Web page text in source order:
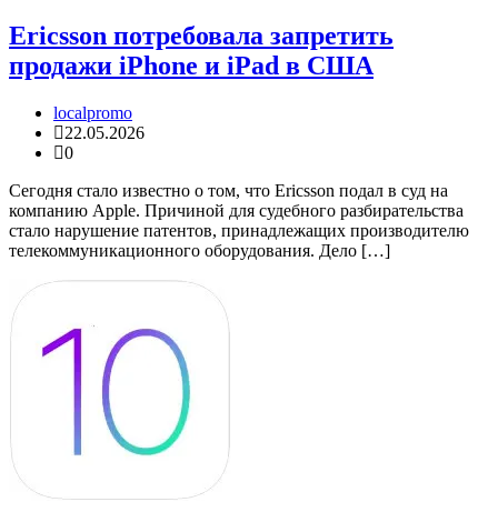
Ericsson потребовала запретить
продажи iPhone и iPad в США
localpromo
22.05.2026
0
Сегодня стало известно о том, что Ericsson подал в суд на
компанию Apple. Причиной для судебного разбирательства
стало нарушение патентов, принадлежащих производителю
телекоммуникационного оборудования. Дело […]